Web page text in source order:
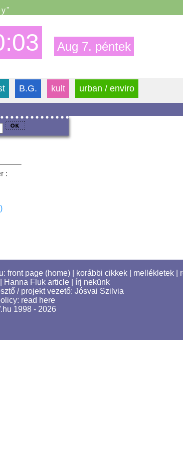
Aug 7. péntek
B.G. kult urban / enviro
:
front page (home) korábbi cikkek mellékletek
Hanna Fluk article
írj nekünk
/ projekt vezető: Jósvai Szilvia
read here
1998 - 2026